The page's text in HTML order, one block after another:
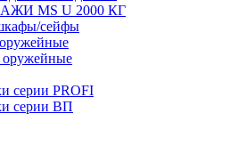
MS U 2000 КГ
сейфы
серии PROFI
серии ВП